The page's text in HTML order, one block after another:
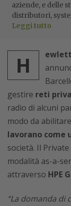
aziende, e delle
distributori,
Leggi tutto
H ewlett
gestire reti
radio di alcuni
modo da
lavorano come
società. Il
modalità as-a-
attraverso HPE
“La domanda di